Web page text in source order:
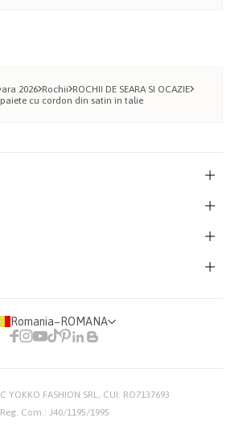
2026 Rochii ROCHII DE SEARA SI OCAZIE
cu cordon din satin in talie
Romania− ROMANA
YOKKO FASHION SRL, CUI: RO7137693
Reg. Com.: J40/1195/1995